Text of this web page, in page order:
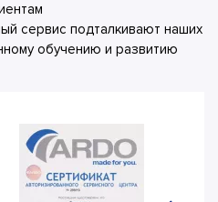
сервис подталкивают наших
обучению и развитию